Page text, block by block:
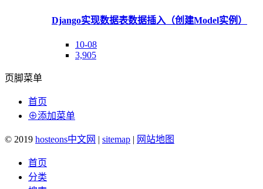
Django实现数据表数据插入（创建Model实例）
10-08
3,905
页脚菜单
首页
⊕添加菜单
© 2019 hosteons中文网 | sitemap | 网站地图
首页
分类